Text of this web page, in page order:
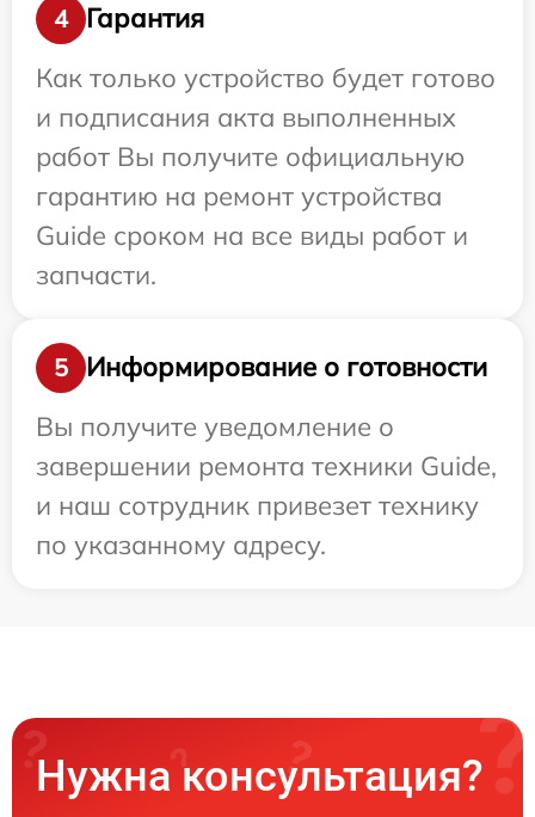
4
Гарантия
Как только устройство будет готово
и подписания акта выполненных
работ Вы получите официальную
гарантию на ремонт устройства
Guide сроком на все виды работ и
запчасти.
5
Информирование о готовности
Вы получите уведомление о
завершении ремонта техники Guide,
и наш сотрудник привезет технику
по указанному адресу.
Нужна консультация?